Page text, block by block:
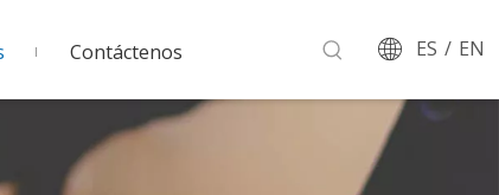
Contáctenos ES / EN